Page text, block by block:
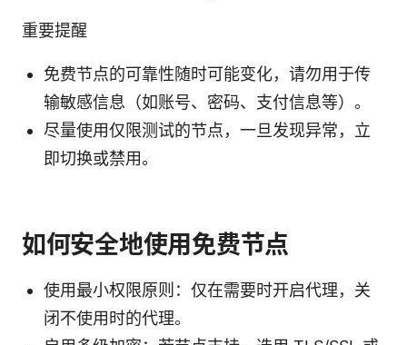
重要提醒
免费节点的可靠性随时可能变化，请勿用于传
输敏感信息（如账号、密码、支付信息等）。
尽量使用仅限测试的节点，一旦发现异常，立
即切换或禁用。
如何安全地使用免费节点
使用最小权限原则：仅在需要时开启代理，关
闭不使用时的代理。